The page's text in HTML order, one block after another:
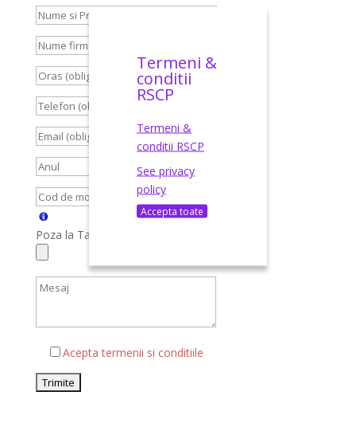
Poza la Talon, Carte Identitate, Brief
Acepta termenii si conditiile
Termeni &
conditii
RSCP
Termeni &
conditii RSCP
See privacy
policy
Accepta toate